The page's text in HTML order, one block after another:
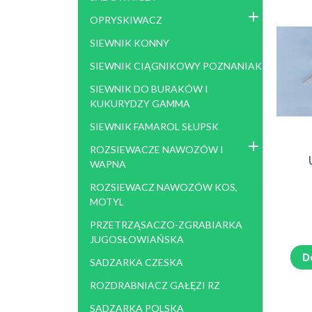
KOSIARKA ROTACYJNA POLSKA
1,65, 1,85
KOMBAJN ZIEMNIACZANY
BOLKO, KARLIK
KOMBAJN BURACZANY NEPTUN
POSEJDON KLEINE STOLL
KULTYWATOR AGREGAT BRONA
GLEBOGRYZARKA
ROZRZUTNIK OBORNIKA
ROSYJSKI
OPRYSKIWACZ
SIEWNIK KONNY
SIEWNIK CIĄGNIKOWY POZNANIAK
SIEWNIK DO BURAKÓW I
KUKURYDZY GAMMA
SIEWNIK FAMAROL SŁUPSK
ROZSIEWACZE NAWOZÓW I
WAPNA
ROZSIEWACZ NAWOZÓW KOS,
MOTYL
PRZETRZĄSACZO-ZGRABIARKA
JUGOSŁOWIAŃSKA
SADZARKA CZESKA
ROZDRABNIACZ GAŁĘZI RZ
SADZARKA POLSKA